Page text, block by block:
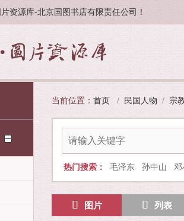
资源库-北京国图书店有限责任公司！
当前位置： 首页 / 民国人物 / 宗
热门搜索： 毛泽东 孙中山
图片 列表